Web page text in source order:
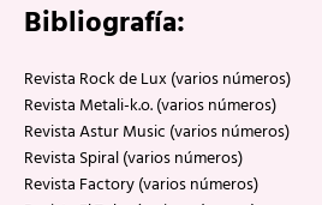
Bibliografía:
Revista Rock de Lux (varios números)
Revista Metali-k.o. (varios números)
Revista Astur Music (varios números)
Revista Spiral (varios números)
Revista Factory (varios números)